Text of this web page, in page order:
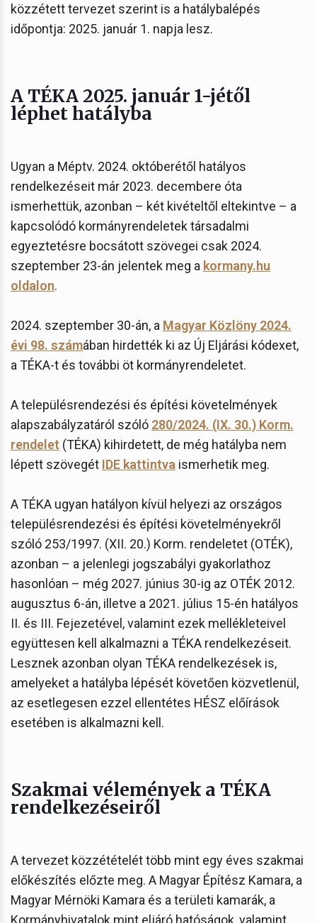
közzétett tervezet szerint is a hatálybalépés
időpontja: 2025. január 1. napja lesz.
A TÉKA 2025. január 1-jétől
léphet hatályba
Ugyan a Méptv. 2024. októberétől hatályos
rendelkezéseit már 2023. decembere óta
ismerhettük, azonban – két kivételtől eltekintve – a
kapcsolódó kormányrendeletek társadalmi
egyeztetésre bocsátott szövegei csak 2024.
szeptember 23-án jelentek meg a kormany.hu
oldalon.
2024. szeptember 30-án, a Magyar Közlöny 2024.
évi 98. számában hirdették ki az Új Eljárási kódexet,
a TÉKA-t és további öt kormányrendeletet.
A településrendezési és építési követelmények
alapszabályzatáról szóló 280/2024. (IX. 30.) Korm.
rendelet (TÉKA) kihirdetett, de még hatályba nem
lépett szövegét IDE kattintva ismerhetik meg.
A TÉKA ugyan hatályon kívül helyezi az országos
településrendezési és építési követelményekről
szóló 253/1997. (XII. 20.) Korm. rendeletet (OTÉK),
azonban – a jelenlegi jogszabályi gyakorlathoz
hasonlóan – még 2027. június 30-ig az OTÉK 2012.
augusztus 6-án, illetve a 2021. július 15-én hatályos
II. és III. Fejezetével, valamint ezek mellékleteivel
együttesen kell alkalmazni a TÉKA rendelkezéseit.
Lesznek azonban olyan TÉKA rendelkezések is,
amelyeket a hatályba lépését követően közvetlenül,
az esetlegesen ezzel ellentétes HÉSZ előírások
esetében is alkalmazni kell.
Szakmai vélemények a TÉKA
rendelkezéseiről
A tervezet közzétételét több mint egy éves szakmai
előkészítés előzte meg. A Magyar Építész Kamara, a
Magyar Mérnöki Kamara és a területi kamarák, a
Kormányhivatalok mint eljáró hatóságok, valamint